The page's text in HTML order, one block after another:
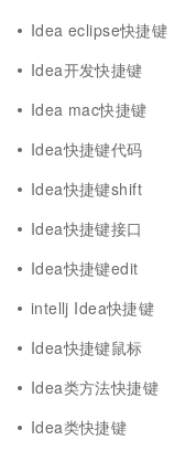
Idea eclipse快捷键
Idea开发快捷键
Idea mac快捷键
Idea快捷键代码
Idea快捷键shift
Idea快捷键接口
Idea快捷键edit
intellj Idea快捷键
Idea快捷键鼠标
Idea类方法快捷键
Idea类快捷键